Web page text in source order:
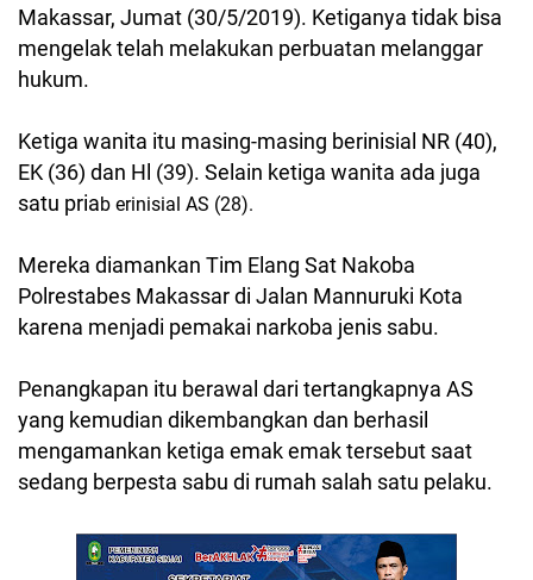
Makassar, Jumat (30/5/2019). Ketiganya tidak bisa
mengelak telah melakukan perbuatan melanggar
hukum.
Ketiga wanita itu masing-masing berinisial NR (40),
EK (36) dan Hl (39). Selain ketiga wanita ada juga
satu priab erinisial AS (28).
Mereka diamankan Tim Elang Sat Nakoba
Polrestabes Makassar di Jalan Mannuruki Kota
karena menjadi pemakai narkoba jenis sabu.
Penangkapan itu berawal dari tertangkapnya AS
yang kemudian dikembangkan dan berhasil
mengamankan ketiga emak emak tersebut saat
sedang berpesta sabu di rumah salah satu pelaku.